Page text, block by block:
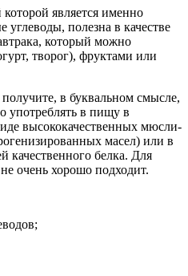
которой является именно
полезна в качестве
который можно
творог), фруктами или
в буквальном смысле,
употреблять в пищу в
высококачественных мюсли-
масел) или в
качественного белка. Для
очень хорошо подходит.